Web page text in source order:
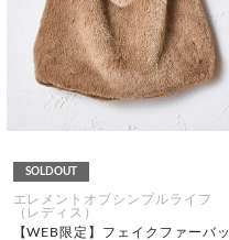
SOLDOUT
エレメントオブシンプルライフ
（レディス）
【WEB限定】フェイクファーバッ